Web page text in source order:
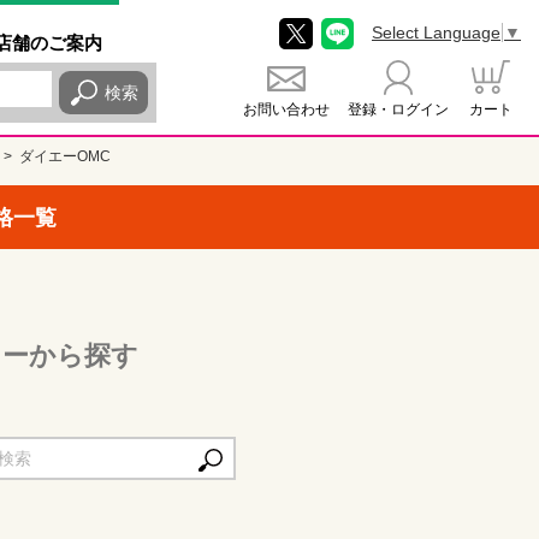
舗のご案内
検索
お問い合わせ 登録・ログイン カート
Select Language ▼
ダイエーOMC
一覧
から探す